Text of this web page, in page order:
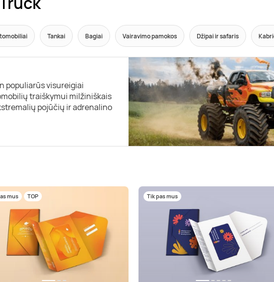
Tankai Bagiai Vairavimo pamokos Džipai ir safaris
populiarūs visureigiai
traiškymui milžiniškais
pojūčių ir adrenalino
mus TOP Tik pas mus